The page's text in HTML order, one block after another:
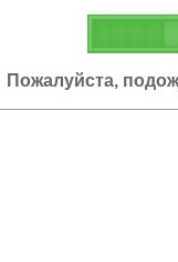
Пожалуйста,